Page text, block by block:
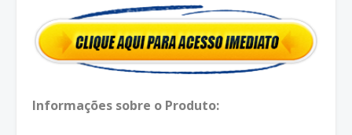
Informações sobre o Produto: